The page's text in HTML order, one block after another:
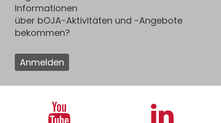
Informationen
über bOJA-Aktivitäten und -Angebote
bekommen?
Anmelden